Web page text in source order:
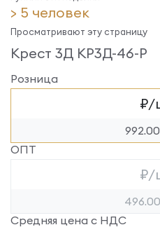
> 5 человек
Просматривают эту страницу
Крест 3Д КР3Д-46-Р
Розница
₽/
ОПТ
₽/
Средняя цена с НДС